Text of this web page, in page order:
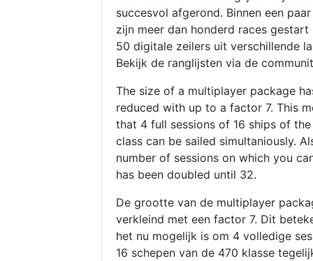
succesvol afgerond. Binnen een
zijn meer dan honderd races gestart
50 digitale zeilers uit verschillende
Bekijk de ranglijsten via de
The size of a multiplayer package
reduced with up to a factor 7. This
that 4 full sessions of 16 ships of
class can be sailed simultaniously.
number of sessions on which you
has been doubled until 32.
De grootte van de multiplayer
verkleind met een factor 7. Dit
het nu mogelijk is om 4 volledige
16 schepen van de 470 klasse